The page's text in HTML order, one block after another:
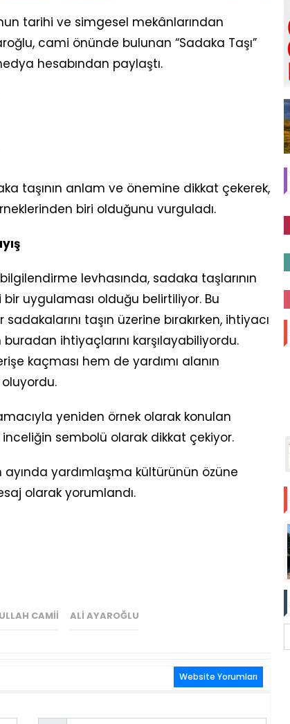
tarihi ve simgesel mekânlarından
cami önünde bulunan “Sadaka Taşı”
hesabından paylaştı.
taşının anlam ve önemine dikkat çekerek,
biri olduğunu vurguladı.
levhasında, sadaka taşlarının
uygulaması olduğu belirtiliyor. Bu
taşın üzerine bırakırken, ihtiyacı
ihtiyaçlarını karşılayabiliyordu.
kaçması hem de yardımı alanın
yeniden örnek olarak konulan
sembolü olarak dikkat çekiyor.
ayında yardımlaşma kültürünün özüne
olarak yorumlandı.
CAMII ALI AYAROĞLU
Website Yorumları